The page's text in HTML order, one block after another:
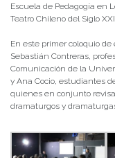
Escuela de Pedagogía en
Teatro Chileno del Siglo
En este primer coloquio
Sebastián Contreras,
Comunicación de la
y Ana Cocio, estudiantes
quienes en conjunto
dramaturgos y